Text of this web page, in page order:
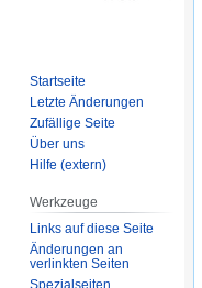
Startseite
Letzte Änderungen
Zufällige Seite
Über uns
Hilfe (extern)
Werkzeuge
Links auf diese Seite
Änderungen an
verlinkten Seiten
Spezialseiten